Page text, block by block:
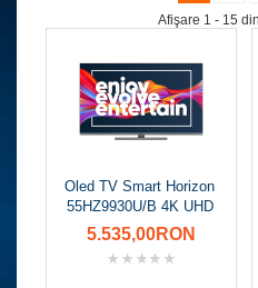
Afişare 1 - 15
Oled TV Smart Horizon
55HZ9930U/B 4K UHD
5.535,00RON